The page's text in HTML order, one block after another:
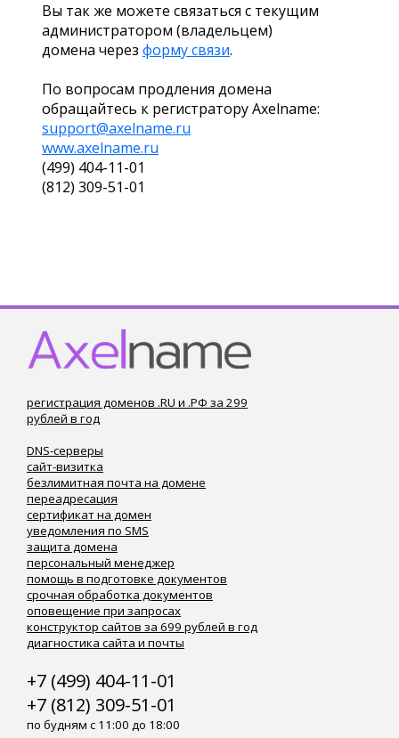
Вы так же можете связаться с текущим
администратором (владельцем)
домена через форму связи.
По вопросам продления домена
обращайтесь к регистратору Axelname:
support@axelname.ru
www.axelname.ru
(499) 404-11-01
(812) 309-51-01
регистрация доменов .RU и .РФ за 299
рублей в год
DNS-серверы
сайт-визитка
безлимитная почта на домене
переадресация
сертификат на домен
уведомления по SMS
защита домена
персональный менеджер
помощь в подготовке документов
срочная обработка документов
оповещение при запросах
конструктор сайтов за 699 рублей в год
диагностика сайта и почты
+7 (499) 404-11-01
+7 (812) 309-51-01
по будням с 11:00 до 18:00